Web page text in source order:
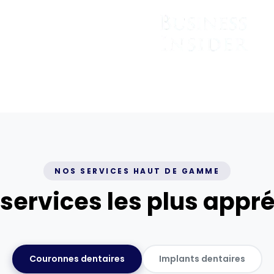
NOS SERVICES HAUT DE GAMME
les plus
Couronnes dentaires Implants dentaires